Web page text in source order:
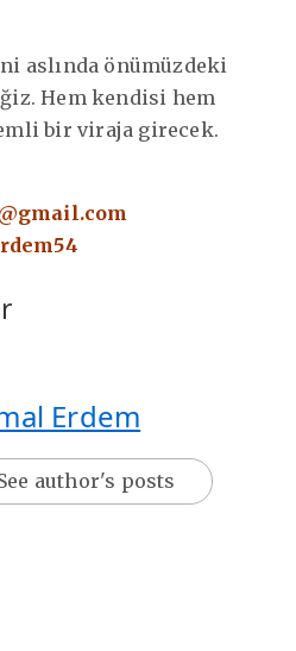
aslında önümüzdeki
Hem kendisi hem
bir viraja girecek.
Erdem
author's posts